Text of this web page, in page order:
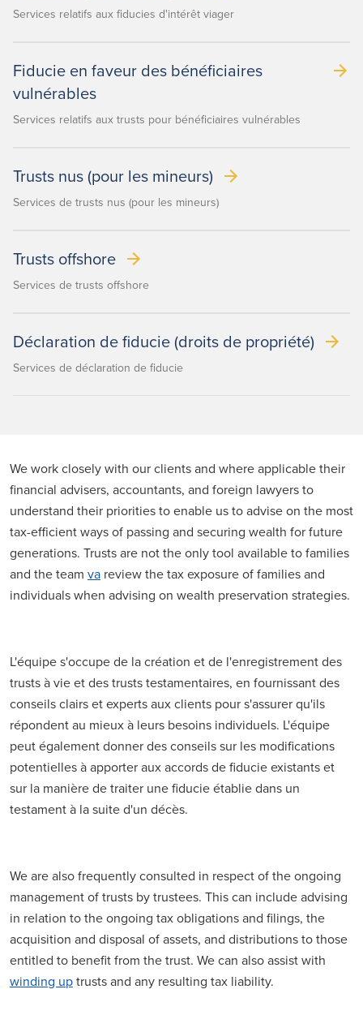
Services relatifs aux fiducies d'intérêt viager
Fiducie en faveur des bénéficiaires
vulnérables
Services relatifs aux trusts pour bénéficiaires vulnérables
Trusts nus (pour les mineurs)
Services de trusts nus (pour les mineurs)
Trusts offshore
Services de trusts offshore
Déclaration de fiducie (droits de propriété)
Services de déclaration de fiducie
We work closely with our clients and where applicable their
financial advisers, accountants, and foreign lawyers to
understand their priorities to enable us to advise on the most
tax-efficient ways of passing and securing wealth for future
generations. Trusts are not the only tool available to families
and the team va review the tax exposure of families and
individuals when advising on wealth preservation strategies.
L'équipe s'occupe de la création et de l'enregistrement des
trusts à vie et des trusts testamentaires, en fournissant des
conseils clairs et experts aux clients pour s'assurer qu'ils
répondent au mieux à leurs besoins individuels. L'équipe
peut également donner des conseils sur les modifications
potentielles à apporter aux accords de fiducie existants et
sur la manière de traiter une fiducie établie dans un
testament à la suite d'un décès.
We are also frequently consulted in respect of the ongoing
management of trusts by trustees. This can include advising
in relation to the ongoing tax obligations and filings, the
acquisition and disposal of assets, and distributions to those
entitled to benefit from the trust. We can also assist with
winding uptrusts and any resulting tax liability.